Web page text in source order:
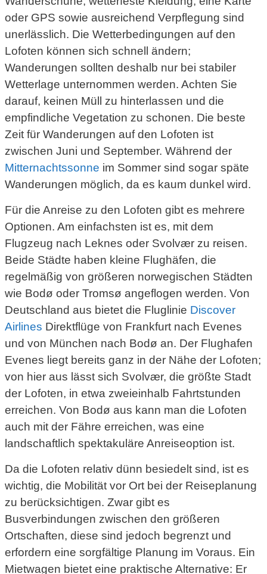
oder GPS sowie ausreichend Verpflegung sind
unerlässlich. Die Wetterbedingungen auf den
Lofoten können sich schnell ändern;
Wanderungen sollten deshalb nur bei stabiler
Wetterlage unternommen werden. Achten Sie
darauf, keinen Müll zu hinterlassen und die
empfindliche Vegetation zu schonen. Die beste
Zeit für Wanderungen auf den Lofoten ist
zwischen Juni und September. Während der
Mitternachtssonne im Sommer sind sogar späte
Wanderungen möglich, da es kaum dunkel wird.
Für die Anreise zu den Lofoten gibt es mehrere
Optionen. Am einfachsten ist es, mit dem
Flugzeug nach Leknes oder Svolvær zu reisen.
Beide Städte haben kleine Flughäfen, die
regelmäßig von größeren norwegischen Städten
wie Bodø oder Tromsø angeflogen werden. Von
Deutschland aus bietet die Fluglinie Discover
Airlines Direktflüge von Frankfurt nach Evenes
und von München nach Bodø an. Der Flughafen
Evenes liegt bereits ganz in der Nähe der Lofoten;
von hier aus lässt sich Svolvær, die größte Stadt
der Lofoten, in etwa zweieinhalb Fahrtstunden
erreichen. Von Bodø aus kann man die Lofoten
auch mit der Fähre erreichen, was eine
landschaftlich spektakuläre Anreiseoption ist.
Da die Lofoten relativ dünn besiedelt sind, ist es
wichtig, die Mobilität vor Ort bei der Reiseplanung
zu berücksichtigen. Zwar gibt es
Busverbindungen zwischen den größeren
Ortschaften, diese sind jedoch begrenzt und
erfordern eine sorgfältige Planung im Voraus. Ein
Mietwagen bietet eine praktische Alternative: Er